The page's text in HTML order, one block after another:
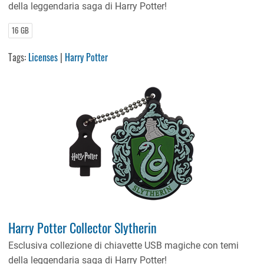
della leggendaria saga di Harry Potter!
16 GB
Tags: Licenses | Harry Potter
Harry Potter Collector Slytherin
Esclusiva collezione di chiavette USB magiche con temi
della leggendaria saga di Harry Potter!